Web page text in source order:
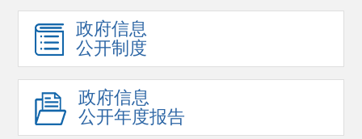
政府信息
公开制度
政府信息
公开年度报告